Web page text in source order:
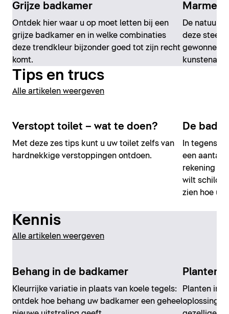
Grijze badkamer
Ontdek hier waar u op moet letten bij een
grijze badkamer en in welke combinaties
deze trendkleur bijzonder goed tot zijn recht
komt.
De
deze steen,
gewonnen
Tips en trucs
Alle artikelen weergeven
Verstopt toilet – wat te doen?
Met deze zes tips kunt u uw toilet zelfs van
hardnekkige verstoppingen ontdoen.
De
In
een aantal
rekening
wilt
zien hoe u
Kennis
Alle artikelen weergeven
Behang in de badkamer
Kleurrijke variatie in plaats van koele tegels:
ontdek hoe behang uw badkamer een geheel
Planten
Planten in
oplossing